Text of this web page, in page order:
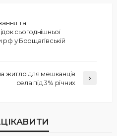
та
сьогоднішньої
рф у Борщагівській
житло для мешканців
села під 3% річних